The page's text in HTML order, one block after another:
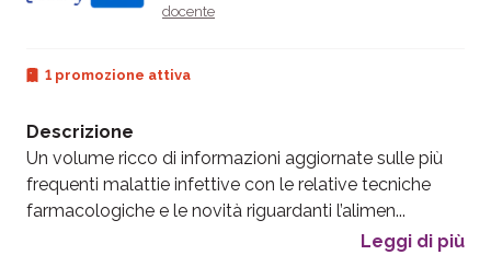
docente
1 promozione attiva
Descrizione
Un volume ricco di informazioni aggiornate sulle più
frequenti malattie infettive con le relative tecniche
farmacologiche e le novità riguardanti l’alimen...
Leggi di più